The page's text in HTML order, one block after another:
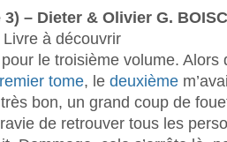
– Dieter & Olivier G.
Livre à découvrir
le troisième volume. Alors
tome, le deuxième
bon, un grand coup de
de retrouver tous les